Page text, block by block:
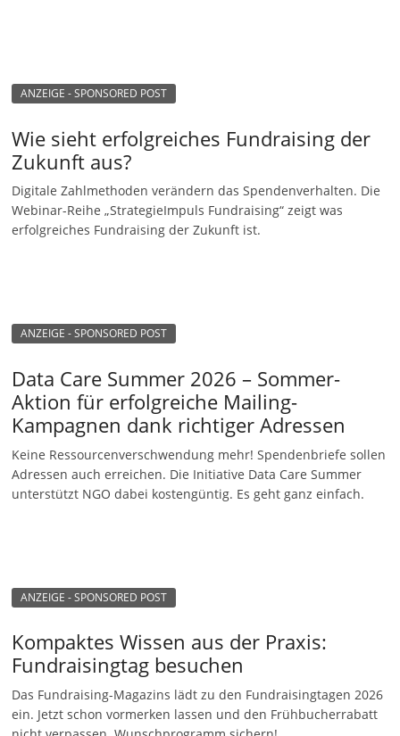
ANZEIGE - SPONSORED POST
Wie sieht erfolgreiches Fundraising der
Zukunft aus?
Digitale Zahlmethoden verändern das Spendenverhalten. Die
Webinar-Reihe „StrategieImpuls Fundraising“ zeigt was
erfolgreiches Fundraising der Zukunft ist.
ANZEIGE - SPONSORED POST
Data Care Summer 2026 – Sommer-
Aktion für erfolgreiche Mailing-
Kampagnen dank richtiger Adressen
Keine Ressourcenverschwendung mehr! Spendenbriefe sollen
Adressen auch erreichen. Die Initiative Data Care Summer
unterstützt NGO dabei kostengüntig. Es geht ganz einfach.
ANZEIGE - SPONSORED POST
Kompaktes Wissen aus der Praxis:
Fundraisingtag besuchen
Das Fundraising-Magazins lädt zu den Fundraisingtagen 2026
ein. Jetzt schon vormerken lassen und den Frühbucherrabatt